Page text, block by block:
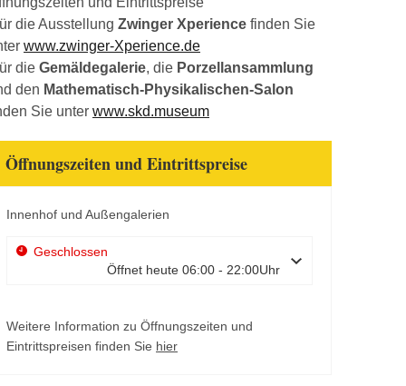
die Ausstellung Zwinger Xperience finden Sie
www.zwinger-Xperience.de
die Gemäldegalerie, die Porzellansammlung
den Mathematisch-Physikalischen-Salon
Sie unter www.skd.museum
Öffnungszeiten und Eintrittspreise
Innenhof und Außengalerien
Geschlossen
Öffnet heute 06:00 - 22:00Uhr
Weitere Information zu Öffnungszeiten und
Eintrittspreisen finden Sie hier